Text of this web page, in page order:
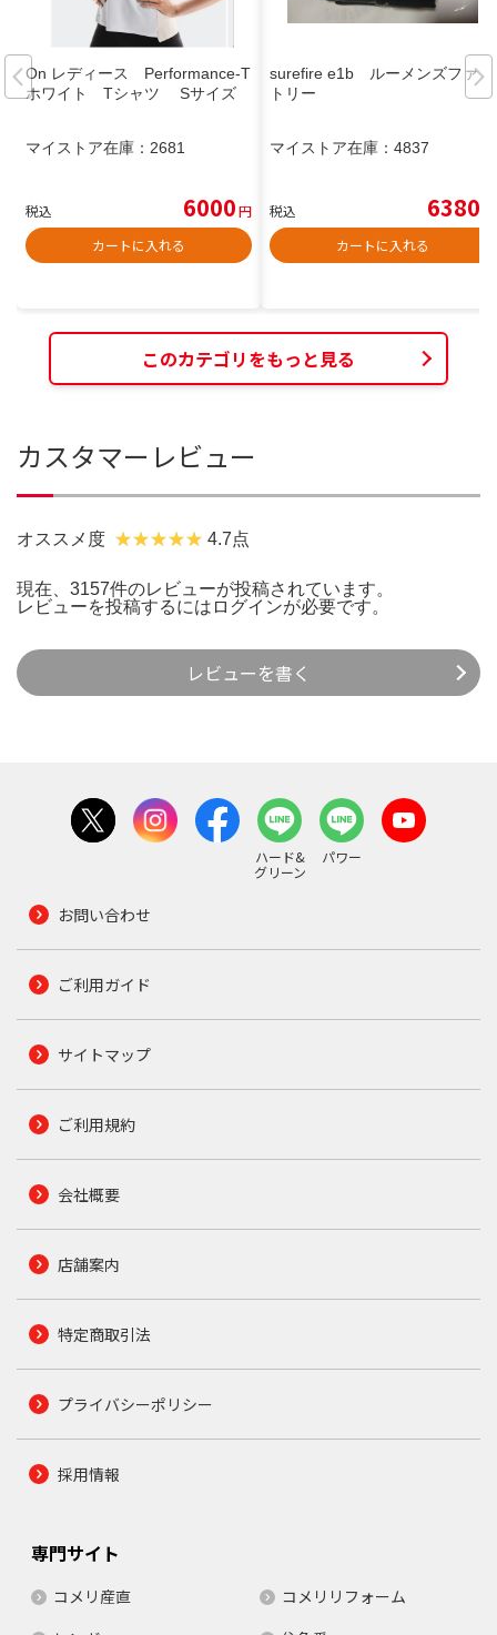
On レディース Performance-T
ホワイト Tシャツ Sサイズ
マイストア在庫： 2681
税込 6000円
カートに入れる
surefire e1b ルーメンズファク
トリー
マイストア在庫： 4837
税込 6380
カートに入れる
このカテゴリをもっと見る
カスタマーレビュー
オススメ度 4.7点
現在、3157件のレビューが投稿されています。
レビューを投稿するには ログインが必要です。
レビューを書く
ハード&
グリーン
パワー
お問い合わせ
ご利用ガイド
サイトマップ
ご利用規約
会社概要
店舗案内
特定商取引法
プライバシーポリシー
採用情報
専門サイト
コメリ産直
コメリリフォーム